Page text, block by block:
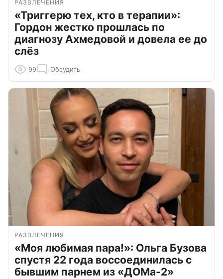
РАЗВЛЕЧЕНИЯ
«Триггерю тех, кто в терапии»:
Гордон жестко прошлась по
диагнозу Ахмедовой и довела ее до
слёз
99 Обсудить
РАЗВЛЕЧЕНИЯ
«Моя любимая пара!»: Ольга Бузова
спустя 22 года воссоединилась с
бывшим парнем из «ДОМа-2»